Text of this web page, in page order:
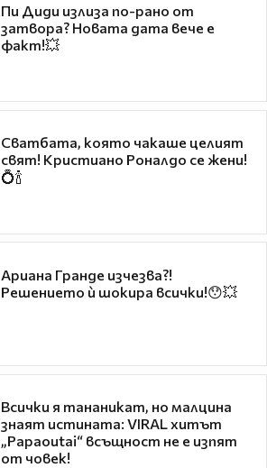
Пи Диди излиза по-рано от
затвора? Новата дата вече е
факт!💥
Сватбата, която чакаше целият
свят! Кристиано Роналдо се жени!
💍🍾
Ариана Гранде изчезва?!
Решението ѝ шокира всички!😯💥
Всички я тананикат, но малцина
знаят истината: VIRAL хитът
„Papaoutai“ всъщност не е изпят
от човек!